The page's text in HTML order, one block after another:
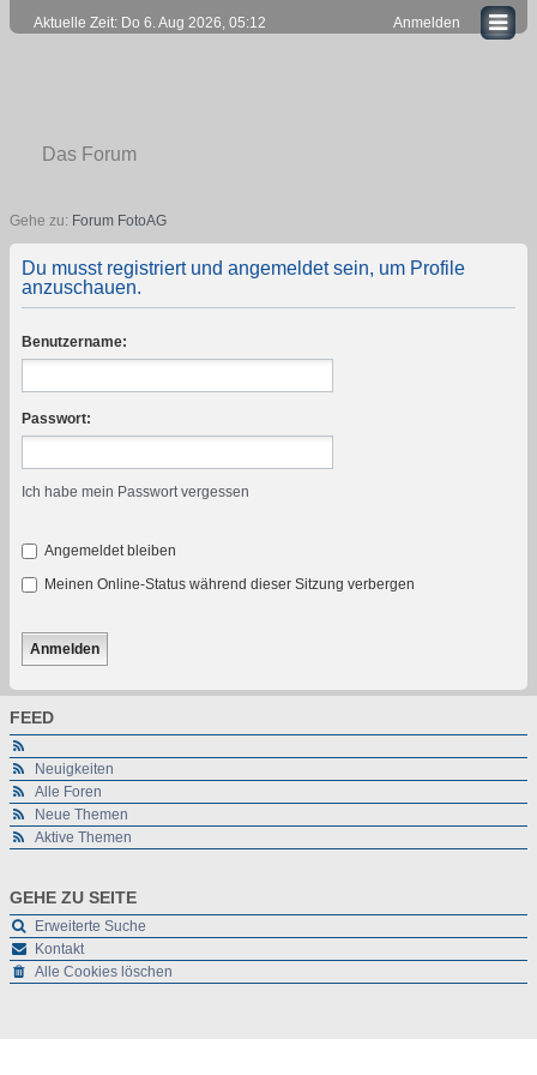
Anmelden
Aktuelle Zeit: Do 6. Aug 2026, 05:12
Das Forum
Gehe zu: Forum FotoAG
Du musst registriert und angemeldet sein, um Profile
anzuschauen.
Benutzername:
Passwort:
Ich habe mein Passwort vergessen
Angemeldet bleiben
Meinen Online-Status während dieser Sitzung verbergen
FEED
Neuigkeiten
Alle Foren
Neue Themen
Aktive Themen
GEHE ZU SEITE
Erweiterte Suche
Kontakt
Alle Cookies löschen